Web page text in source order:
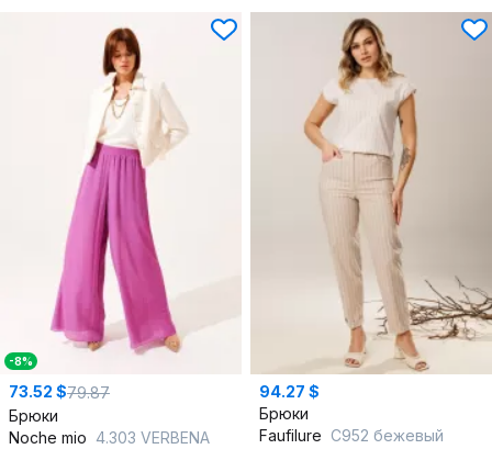
-8%
73.52 $79.87
Брюки
Noche mio 4.303 VERBENA
94.27 $
Брюки
Faufilure C952 бежевый